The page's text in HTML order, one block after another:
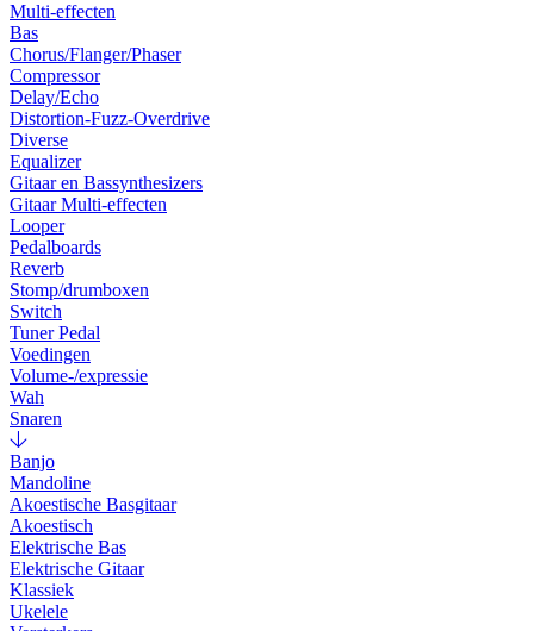
Multi-effecten
Bas
Chorus/Flanger/Phaser
Compressor
Delay/Echo
Distortion-Fuzz-Overdrive
Diverse
Equalizer
Gitaar en Bassynthesizers
Gitaar Multi-effecten
Looper
Pedalboards
Reverb
Stomp/drumboxen
Switch
Tuner Pedal
Voedingen
Volume-/expressie
Wah
Snaren
Banjo
Mandoline
Akoestische Basgitaar
Akoestisch
Elektrische Bas
Elektrische Gitaar
Klassiek
Ukelele